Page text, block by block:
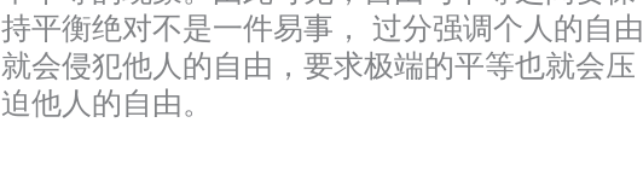
持平衡绝对不是一件易事， 过分强调个人的自由
就会侵犯他人的自由，要求极端的平等也就会压
迫他人的自由。